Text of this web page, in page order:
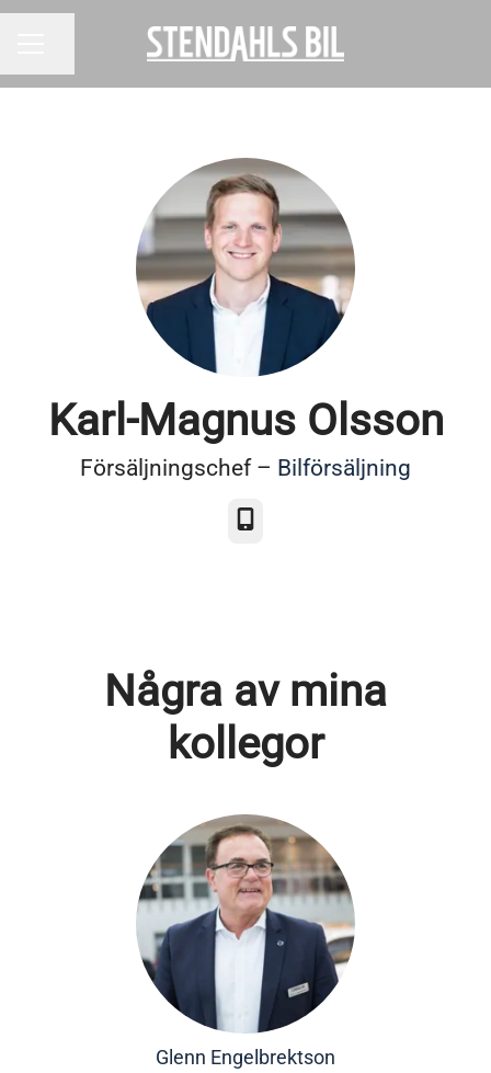
Karl-Magnus Olsson
Försäljningschef – Bilförsäljning
Telefon
Några av mina
kollegor
Glenn Engelbrektson